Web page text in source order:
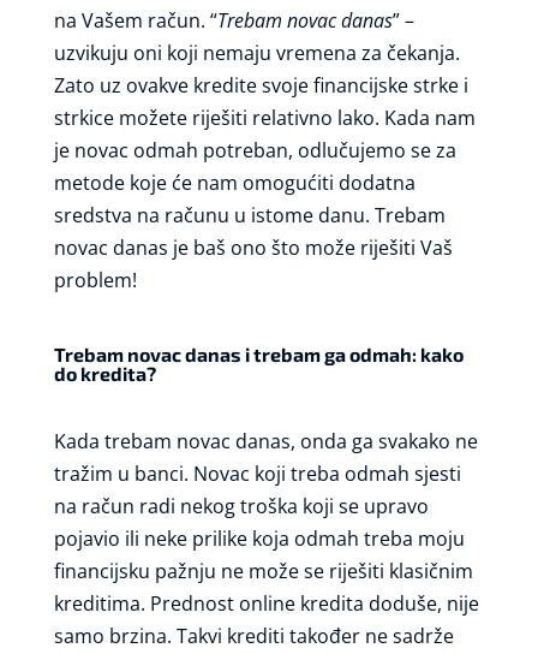
na Vašem račun. “Trebam novac danas” –
uzvikuju oni koji nemaju vremena za čekanja.
Zato uz ovakve kredite svoje financijske strke i
strkice možete riješiti relativno lako. Kada nam
je novac odmah potreban, odlučujemo se za
metode koje će nam omogućiti dodatna
sredstva na računu u istome danu. Trebam
novac danas je baš ono što može riješiti Vaš
problem!
Trebam novac danas i trebam ga odmah: kako
do kredita?
Kada trebam novac danas, onda ga svakako ne
tražim u banci. Novac koji treba odmah sjesti
na račun radi nekog troška koji se upravo
pojavio ili neke prilike koja odmah treba moju
financijsku pažnju ne može se riješiti klasičnim
kreditima. Prednost online kredita doduše, nije
samo brzina. Takvi krediti također ne sadrže